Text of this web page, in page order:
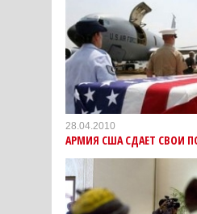
28.04.2010
АРМИЯ США СДАЕТ СВОИ